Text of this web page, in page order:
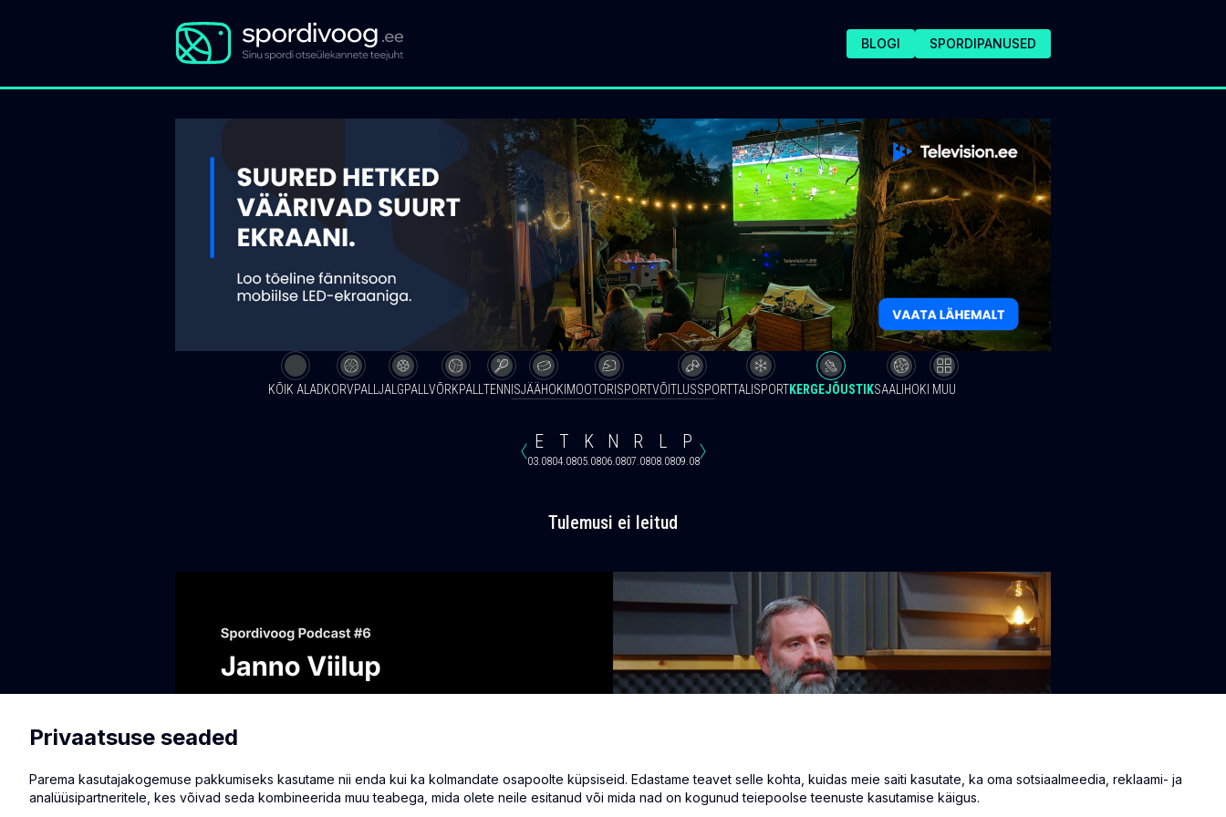
BLOGI SPORDIPANUSED
KÕIK ALADKORVPALL JALGPALL VÕRKPALL TENNISJÄÄHOKI MOOTORISPORTVÕITLUSSPORTTALISPORTKERGEJÕUSTIKSAALIHOKI MUU
E
03.08
T
04.08
K
05.08
N
06.08
R
07.08
L
08.08
P
09.08
Tulemusi ei leitud
Privaatsuse seaded
Parema kasutajakogemuse pakkumiseks kasutame nii enda kui ka kolmandate osapoolte küpsiseid. Edastame teavet selle kohta, kuidas meie saiti kasutate, ka oma sotsiaalmeedia, reklaami- ja
analüüsipartneritele, kes võivad seda kombineerida muu teabega, mida olete neile esitanud või mida nad on kogunud teiepoolse teenuste kasutamise käigus.